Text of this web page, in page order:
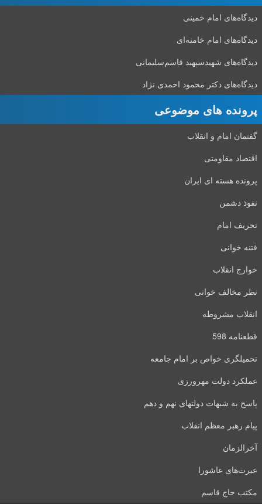
دیدگاه‌های امام خمینی
دیدگاه‌های امام خامنه‌ای
دیدگاه‌های شهید‌سپهبد قاسم‌سلیمانی
دیدگاه‌های دکتر محمود احمدی نژاد
پرونده های موضوعی
گفتمان امام و انقلاب
اقتصاد مقاومتی
پرونده هسته ای ایران
نفوذ دشمن
تحریف امام
فتنه خوانی
خوارج انقلاب
نظر مخالف خوانی
انقلاب مشروطه
قطعنامه 598
تحمیلگری خواص بر امام جامعه
عملکرد دولت مهرورزی
پاسخ به شبهات دولتهای نهم و دهم
پیام رهبر معظم انقلاب
آخرالزمان
عبرت‌های عاشورا
مکتب حاج قاسم